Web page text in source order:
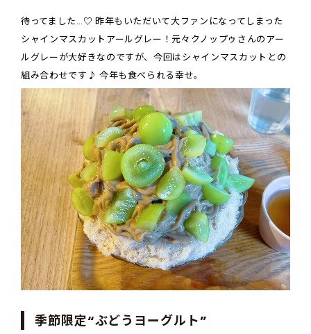
待ってました…♡ 昨年もいただいて大ファンになってしまった
シャインマスカットアールグレー！元々クノップゥさんのアー
ルグレーが大好きなのですが、今回はシャインマスカットとの
組み合わせです♪ 今年も食べられる幸せ。
季節限定“ぶどうヨーグルト”